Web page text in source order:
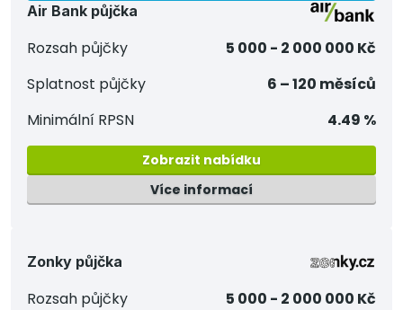
Air Bank půjčka
Rozsah půjčky
5 000 - 2 000 000 Kč
Splatnost půjčky
6 – 120 měsíců
Minimální RPSN
4.49 %
Zobrazit nabídku
Více informací
Zonky půjčka
Rozsah půjčky
5 000 - 2 000 000 Kč